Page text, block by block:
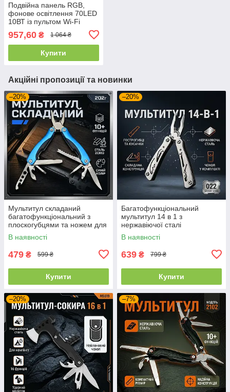
Подвійна панель RGB,
фонове освітлення 70LED
10ВТ із пультом Wi-Fi
957,60 ₴ 1 064 ₴
Купити
Акційні пропозиції та новинки
–20%
Мультитул складаний
багатофункціональний з
плоскогубцями та ножем для
туризму риболовлі та
ремонту
В наявності
479 ₴ 599 ₴
Купити
–20%
Багатофункціональний
мультитул 14 в 1 з
нержавіючої сталі
кишеньковий інструмент для
виживання туризму та авто
В наявності
639 ₴ 799 ₴
Купити
–20% –7%